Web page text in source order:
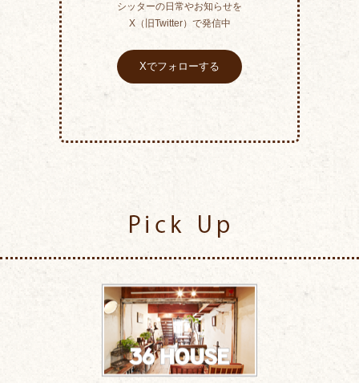
シッターの日常やお知らせを
X（旧Twitter）で発信中
Xでフォローする